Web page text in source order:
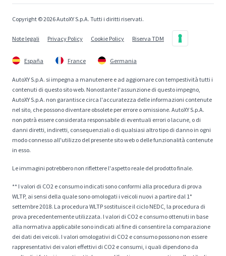
Copyright © 2026 AutoXY S.p.A. Tutti i diritti riservati.
Note legali Privacy Policy Cookie Policy Riserva TDM
España France Germania
AutoXY S.p.A. si impegna a manutenere e ad aggiornare con tempestività tutti i
contenuti di questo sito web. Nonostante l'assunzione di questo impegno,
AutoXY S.p.A. non garantisce circa l'accuratezza delle informazioni contenute
nel sito, che possono diventare obsolete per errore o omissione. AutoXY S.p.A.
non potrà essere considerata responsabile di eventuali errori o lacune, o di
danni diretti, indiretti, consequenziali o di qualsiasi altro tipo di danno in ogni
modo connesso all'utilizzo del presente sito web o delle funzionalità contenute
in esso.
Le immagini potrebbero non riflettere l'aspetto reale del prodotto finale.
** I valori di CO2 e consumo indicati sono conformi alla procedura di prova
WLTP, ai sensi della quale sono omologati i veicoli nuovi a partire dal 1°
settembre 2018. La procedura WLTP sostituisce il ciclo NEDC, la procedura di
prova precedentemente utilizzata. I valori di CO2 e consumo ottenuti in base
alla normativa applicabile sono indicati al fine di consentire la comparazione
dei dati dei veicoli. I valori omologativi di CO2 e consumo possono non essere
rappresentativi dei valori effettivi di CO2 e consumi, i quali dipendono da